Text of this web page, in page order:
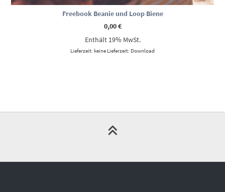
Freebook Beanie und Loop Biene
0,00€
Enthält 19% MwSt.
Lieferzeit: keine Lieferzeit: Download